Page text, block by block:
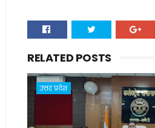
RELATED POSTS
उत्तर प्रदेश